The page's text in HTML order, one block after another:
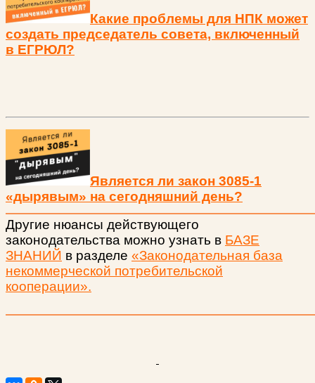
Какие проблемы для НПК может
создать председатель совета, включенный
в ЕГРЮЛ?
Является ли закон 3085-1
«дырявым» на сегодняшний день?
Другие нюансы действующего
законодательства можно узнать в БАЗЕ
ЗНАНИЙ в разделе «Законодательная база
некоммерческой потребительской
кооперации».